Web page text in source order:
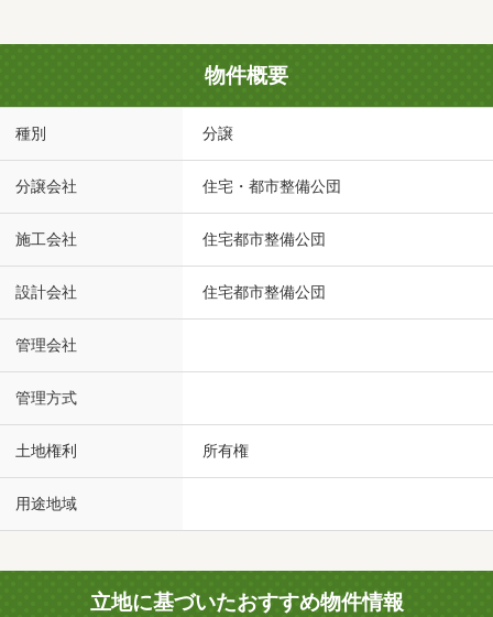
物件概要
種別 分譲
分譲会社 住宅・都市整備公団
施工会社 住宅都市整備公団
設計会社 住宅都市整備公団
管理会社
管理方式
土地権利 所有権
用途地域
立地に基づいたおすすめ物件情報